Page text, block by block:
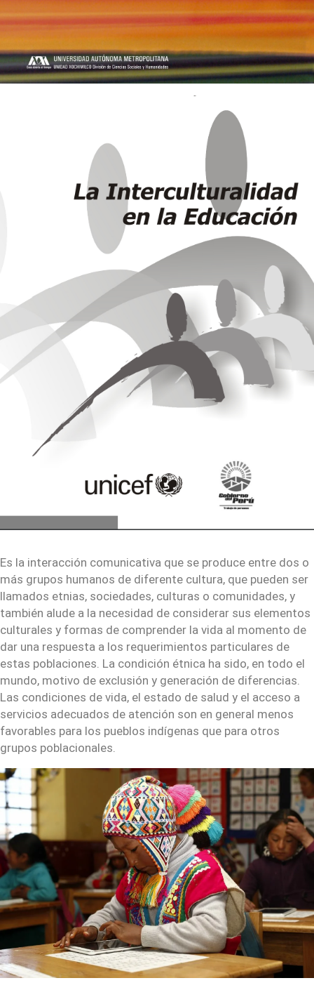
Es la interacción comunicativa que se produce entre dos o
más grupos humanos de diferente cultura, que pueden ser
llamados etnias, sociedades, culturas o comunidades, y
también alude a la necesidad de considerar sus elementos
culturales y formas de comprender la vida al momento de
dar una respuesta a los requerimientos particulares de
estas poblaciones. La condición étnica ha sido, en todo el
mundo, motivo de exclusión y generación de diferencias.
Las condiciones de vida, el estado de salud y el acceso a
servicios adecuados de atención son en general menos
favorables para los pueblos indígenas que para otros
grupos poblacionales.